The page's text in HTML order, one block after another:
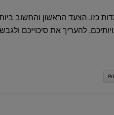
כזו, הצעד הראשון והחשוב
להעריך את סיכוייכם